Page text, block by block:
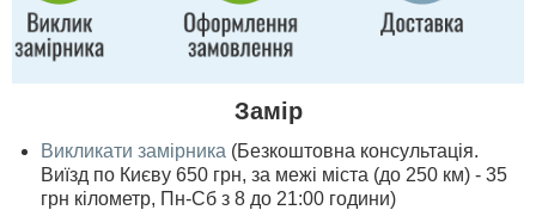
Замір
Викликати замірника (Безкоштовна консультація.
Виїзд по Києву 650 грн, за межі міста (до 250 км) - 35
грн кілометр, Пн-Сб з 8 до 21:00 години)